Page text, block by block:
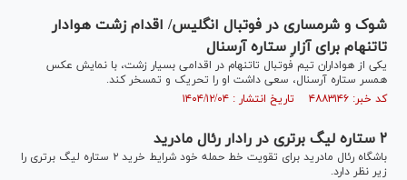
شوک و شرمساری در فوتبال انگلیس/ اقدام زشت هوادار
تاتنهام برای آزارِ ستاره آرسنال
یکی از هواداران تیم فوتبال تاتنهام در اقدامی بسیار زشت، با نمایش عکس
همسر ستاره آرسنال، سعی داشت او را تحریک و تمسخر کند.
کد خبر: ۴۸۸۳۱۴۶ تاریخ انتشار : ۱۴۰۴/۱۲/۰۴
۲ ستاره لیگ برتری در رادار رئال مادرید
باشگاه رئال مادرید برای تقویت خط حمله خود شرایط خرید ۲ ستاره لیگ برتری را
زیر نظر دارد.